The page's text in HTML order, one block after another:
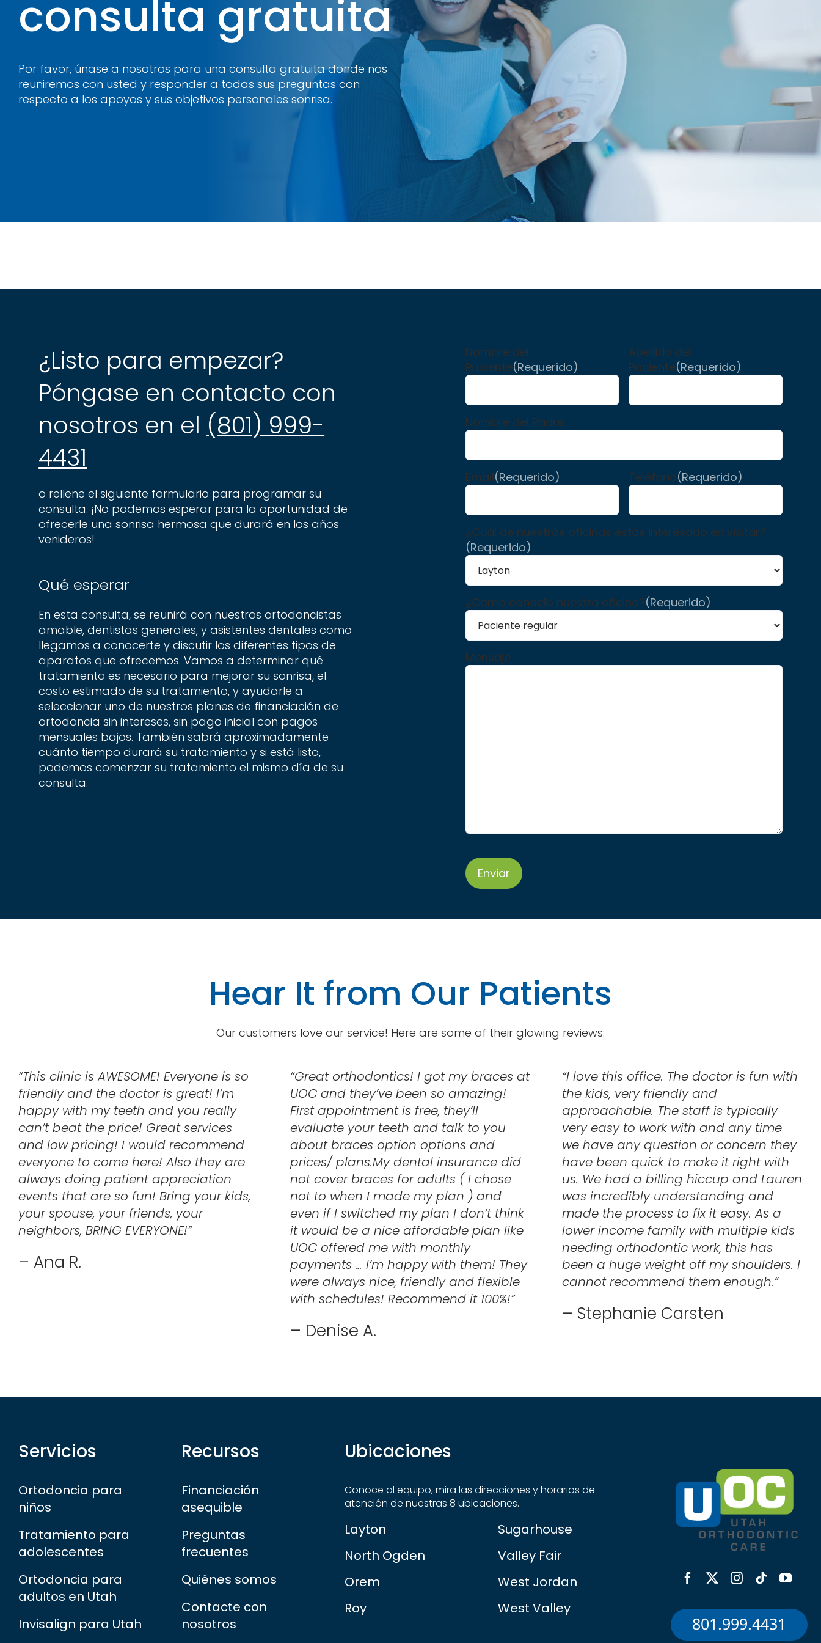
consulta gratuita
Por favor, únase a nosotros para una consulta gratuita donde nos
reuniremos con usted y responder a todas sus preguntas con
respecto a los apoyos y sus objetivos personales sonrisa.
¿Listo para empezar?
Póngase en contacto con
nosotros en el (801) 999-
4431
o rellene el siguiente formulario para programar su
consulta. ¡No podemos esperar para la oportunidad de
ofrecerle una sonrisa hermosa que durará en los años
venideros!
Qué esperar
En esta consulta, se reunirá con nuestros ortodoncistas
amable, dentistas generales, y asistentes dentales como
llegamos a conocerte y discutir los diferentes tipos de
aparatos que ofrecemos. Vamos a determinar qué
tratamiento es necesario para mejorar su sonrisa, el
costo estimado de su tratamiento, y ayudarle a
seleccionar uno de nuestros planes de financiación de
ortodoncia sin intereses, sin pago inicial con pagos
mensuales bajos. También sabrá aproximadamente
cuánto tiempo durará su tratamiento y si está listo,
podemos comenzar su tratamiento el mismo día de su
consulta.
Nombre del
Paciente(Requerido)
Apellido del
Paciente(Requerido)
Nombre del Padre
Email(Requerido) Teléfono(Requerido)
¿Cuál de nuestras oficinas estás interesado en visitar?
(Requerido)
¿Cómo conoció nuestra oficina?(Requerido)
Mensaje
Hear It from Our Patients
Our customers love our service! Here are some of their glowing reviews:
“This clinic is AWESOME! Everyone is so
friendly and the doctor is great! I’m
happy with my teeth and you really
can’t beat the price! Great services
and low pricing! I would recommend
everyone to come here! Also they are
always doing patient appreciation
events that are so fun! Bring your kids,
your spouse, your friends, your
neighbors, BRING EVERYONE!”
– Ana R.
“Great orthodontics! I got my braces at
UOC and they’ve been so amazing!
First appointment is free, they’ll
evaluate your teeth and talk to you
about braces option options and
prices/ plans.My dental insurance did
not cover braces for adults ( I chose
not to when I made my plan ) and
even if I switched my plan I don’t think
it would be a nice affordable plan like
UOC offered me with monthly
payments … I’m happy with them! They
were always nice, friendly and flexible
with schedules! Recommend it 100%!”
– Denise A.
“I love this office. The doctor is fun with
the kids, very friendly and
approachable. The staff is typically
very easy to work with and any time
we have any question or concern they
have been quick to make it right with
us. We had a billing hiccup and Lauren
was incredibly understanding and
made the process to fix it easy. As a
lower income family with multiple kids
needing orthodontic work, this has
been a huge weight off my shoulders. I
cannot recommend them enough.”
– Stephanie Carsten
Servicios
Ortodoncia para
niños
Tratamiento para
adolescentes
Ortodoncia para
adultos en Utah
Invisalign para Utah
Recursos
Financiación
asequible
Preguntas
frecuentes
Quiénes somos
Contacte con
nosotros
Ubicaciones
Conoce al equipo, mira las direcciones y horarios de
atención de nuestras 8 ubicaciones.
Layton
North Ogden
Orem
Roy
Sugarhouse
Valley Fair
West Jordan
West Valley
801.999.4431